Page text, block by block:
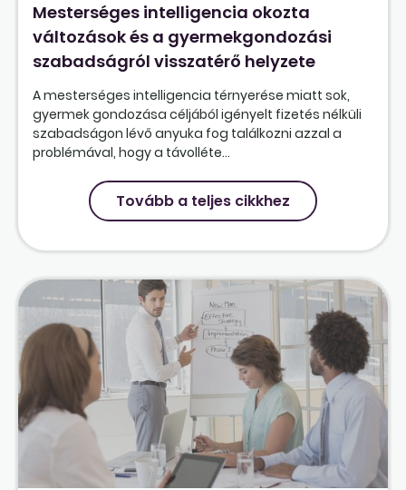
Mesterséges intelligencia okozta
változások és a gyermekgondozási
szabadságról visszatérő helyzete
A mesterséges intelligencia térnyerése miatt sok,
gyermek gondozása céljából igényelt fizetés nélküli
szabadságon lévő anyuka fog találkozni azzal a
problémával, hogy a távolléte...
Tovább a teljes cikkhez